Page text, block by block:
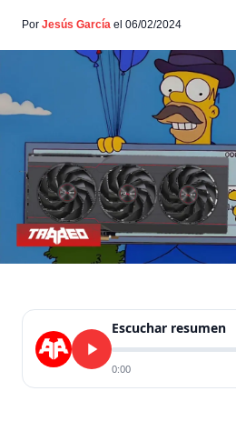
productos a unos precios
el querer ahorrar todo el
Por Jesús García el 06/02/2024
Escuchar resumen
0:00